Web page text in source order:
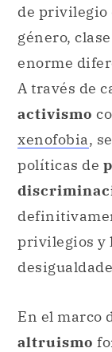
de privilegio
género,
enorme
A través de
activismo
xenofobia,
políticas de
privilegios y
En el marco
altruismo